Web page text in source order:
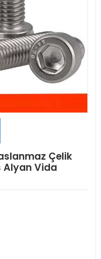
Çelik
Alyan Vida